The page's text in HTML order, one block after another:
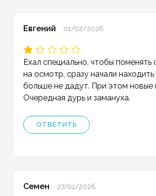
Евгений 01/02/2026
Ехал специально, чтобы
на осмотр, сразу начали
больше не дадут. При этом новые
Очередная дурь и замануха.
ОТВЕТИТЬ
Семен 27/01/2026